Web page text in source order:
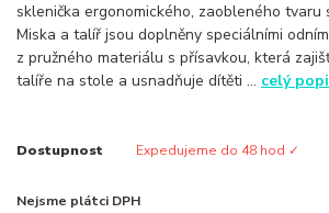
sklenička ergonomického, zaobleného tvaru
Miska a talíř jsou doplněny speciálními
z pružného materiálu s přísavkou, která
talíře na stole a usnadňuje dítěti ... celý
Dostupnost Expedujeme do 48 hod ✓
Nejsme plátci DPH